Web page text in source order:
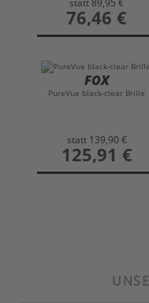
preis
76,46 €
FOX
PureVue black-clear Brille
statt 139,90 €
preis
125,91 €